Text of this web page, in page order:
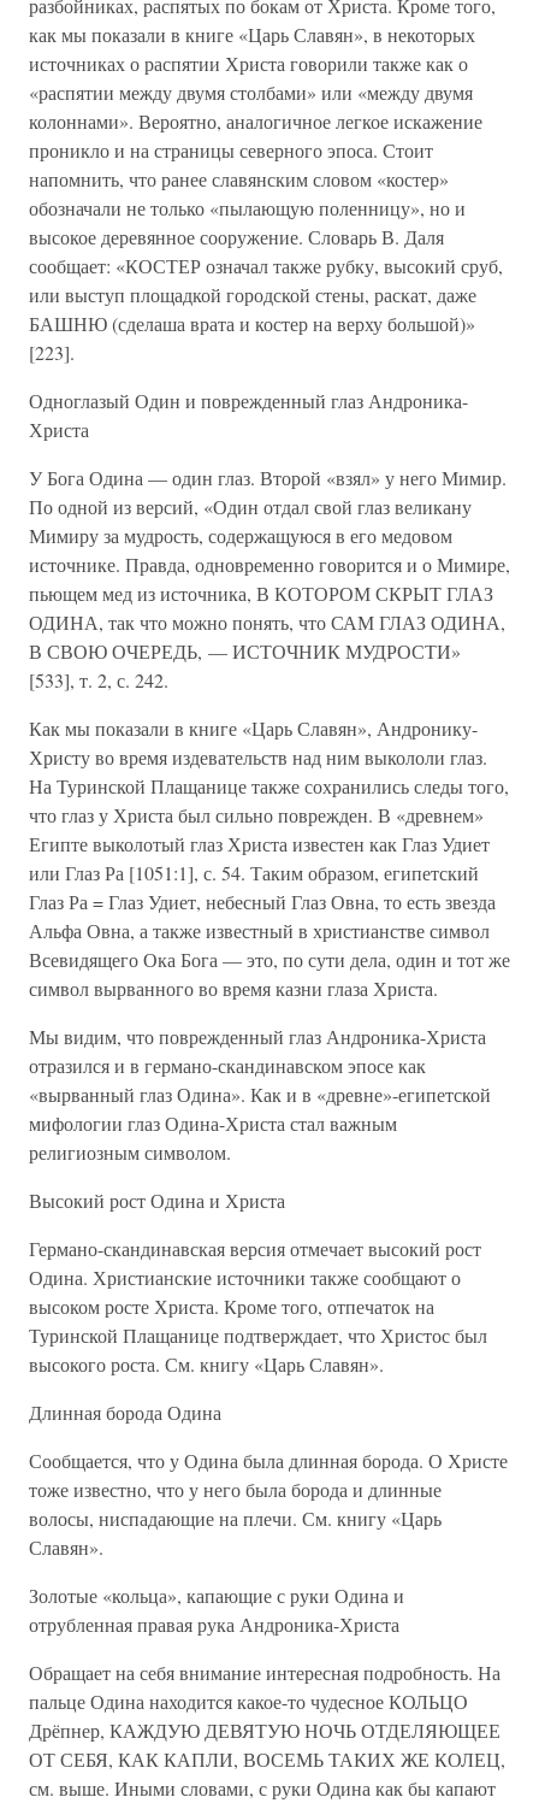
разбойниках, распятых по бокам от Христа. Кроме того,
как мы показали в книге «Царь Славян», в некоторых
источниках о распятии Христа говорили также как о
«распятии между двумя столбами» или «между двумя
колоннами». Вероятно, аналогичное легкое искажение
проникло и на страницы северного эпоса. Стоит
напомнить, что ранее славянским словом «костер»
обозначали не только «пылающую поленницу», но и
высокое деревянное сооружение. Словарь В. Даля
сообщает: «КОСТЕР означал также рубку, высокий сруб,
или выступ площадкой городской стены, раскат, даже
БАШНЮ (сделаша врата и костер на верху большой)»
[223].
Одноглазый Один и поврежденный глаз Андроника-
Христа
У Бога Одина — один глаз. Второй «взял» у него Мимир.
По одной из версий, «Один отдал свой глаз великану
Мимиру за мудрость, содержащуюся в его медовом
источнике. Правда, одновременно говорится и о Мимире,
пьющем мед из источника, В КОТОРОМ СКРЫТ ГЛАЗ
ОДИНА, так что можно понять, что САМ ГЛАЗ ОДИНА,
В СВОЮ ОЧЕРЕДЬ, — ИСТОЧНИК МУДРОСТИ»
[533], т. 2, с. 242.
Как мы показали в книге «Царь Славян», Андронику-
Христу во время издевательств над ним выкололи глаз.
На Туринской Плащанице также сохранились следы того,
что глаз у Христа был сильно поврежден. В «древнем»
Египте выколотый глаз Христа известен как Глаз Удиет
или Глаз Ра [1051:1], с. 54. Таким образом, египетский
Глаз Ра = Глаз Удиет, небесный Глаз Овна, то есть звезда
Альфа Овна, а также известный в христианстве символ
Всевидящего Ока Бога — это, по сути дела, один и тот же
символ вырванного во время казни глаза Христа.
Мы видим, что поврежденный глаз Андроника-Христа
отразился и в германо-скандинавском эпосе как
«вырванный глаз Одина». Как и в «древне»-египетской
мифологии глаз Одина-Христа стал важным
религиозным символом.
Высокий рост Одина и Христа
Германо-скандинавская версия отмечает высокий рост
Одина. Христианские источники также сообщают о
высоком росте Христа. Кроме того, отпечаток на
Туринской Плащанице подтверждает, что Христос был
высокого роста. См. книгу «Царь Славян».
Длинная борода Одина
Сообщается, что у Одина была длинная борода. О Христе
тоже известно, что у него была борода и длинные
волосы, ниспадающие на плечи. См. книгу «Царь
Славян».
Золотые «кольца», капающие с руки Одина и
отрубленная правая рука Андроника-Христа
Обращает на себя внимание интересная подробность. На
пальце Одина находится какое-то чудесное КОЛЬЦО
Дрёпнер, КАЖДУЮ ДЕВЯТУЮ НОЧЬ ОТДЕЛЯЮЩЕЕ
ОТ СЕБЯ, КАК КАПЛИ, ВОСЕМЬ ТАКИХ ЖЕ КОЛЕЦ,
см. выше. Иными словами, с руки Одина как бы капают